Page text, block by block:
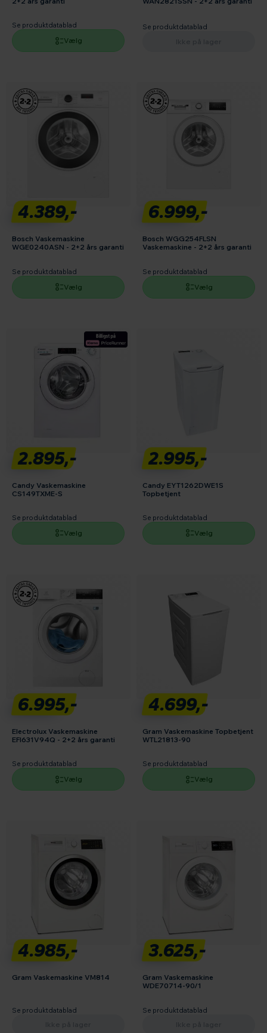
Se produktdatablad
Vælg
Se produktdatablad
4.389,-
Bosch Vaskemaskine
WGE0240ASN - 2+2 års garanti
Se produktdatablad
Vælg
6.999,-
Bosch WGG254FLSN
Vaskemaskine - 2+2 års garanti
Se produktdatablad
Vælg
2.895,-
Candy Vaskemaskine
CS149TXME-S
Se produktdatablad
Vælg
2.995,-
Candy EYT1262DWE1S
Topbetjent
Se produktdatablad
Vælg
6.995,-
Electrolux Vaskemaskine
EFI631V94Q - 2+2 års garanti
Se produktdatablad
Vælg
4.699,-
Gram Vaskemaskine Topbetjent
WTL21813-90
Se produktdatablad
Vælg
4.985,-
Gram Vaskemaskine VM814
Se produktdatablad
3.625,-
Gram Vaskemaskine
WDE70714-90/1
Se produktdatablad